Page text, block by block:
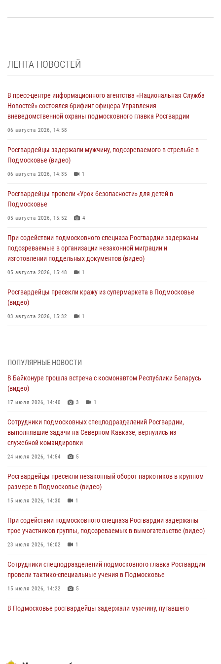
ЛЕНТА НОВОСТЕЙ
В пресс-центре информационного агентства «Национальная Служба
Новостей» состоялся брифинг офицера Управления
вневедомственной охраны подмосковного главка Росгвардии
06 августа 2026, 14:58
Росгвардейцы задержали мужчину, подозреваемого в стрельбе в
Подмосковье (видео)
06 августа 2026, 14:35 1
Росгвардейцы провели «Урок безопасности» для детей в
Подмосковье
05 августа 2026, 15:52 4
При содействии подмосковного спецназа Росгвардии задержаны
подозреваемые в организации незаконной миграции и
изготовлении поддельных документов (видео)
05 августа 2026, 15:48 1
Росгвардейцы пресекли кражу из супермаркета в Подмосковье
(видео)
03 августа 2026, 15:32 1
03 августа 2026, 15:08 1
В Подмосковье отметили годовщину со Дня образования ОМОН
«Пересвет»
02 августа 2026, 18:01
Офицер подмосковного главка Росгвардии стал гостем эфира
«Радио 1»
01 августа 2026, 17:57
крупную сумму в Подмосковье
31 июля 2026, 13:00
действиях в Подмосковье (видео)
31 июля 2026, 09:00
ПОПУЛЯРНЫЕ НОВОСТИ
В Байконуре прошла встреча с космонавтом Республики Беларусь
(видео)
17 июля 2026, 14:40 3 1
Сотрудники подмосковных спецподразделений Росгвардии,
выполнявшие задачи на Северном Кавказе, вернулись из
служебной командировки
24 июля 2026, 14:54 5
Росгвардейцы пресекли незаконный оборот наркотиков в крупном
размере в Подмосковье (видео)
15 июля 2026, 14:30 1
При содействии подмосковного спецназа Росгвардии задержаны
трое участников группы, подозреваемых в вымогательстве (видео)
23 июля 2026, 16:02 1
Сотрудники спецподразделений подмосковного главка Росгвардии
провели тактико-специальные учения в Подмосковье
15 июля 2026, 14:22 5
В Подмосковье росгвардейцы задержали мужчину, пугавшего